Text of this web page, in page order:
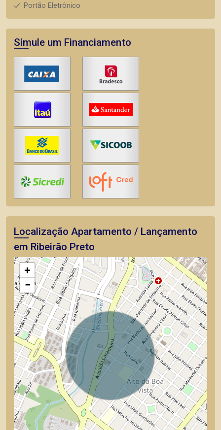
Portão Eletrônico
Simule um Financiamento
Localização Apartamento / Lançamento
em Ribeirão Preto
+
−